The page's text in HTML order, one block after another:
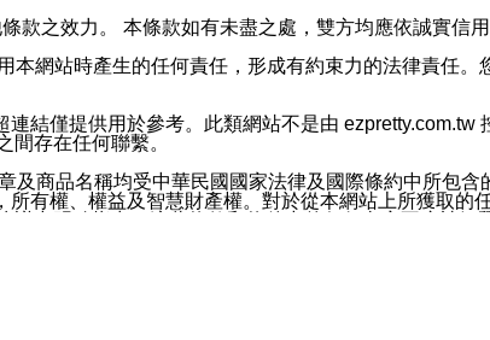
號的通知型訊息。
之效力。 本條款如有未盡之處，雙方均應依誠實信
網站時產生的任何責任，形成有約束力的法律責任
結僅提供用於參考。此類網站不是由
間存在任何聯繫。
商品名稱均受中華民國國家法律及國際條約中所包含
有權、權益及智慧財產權。對於從本網站上所獲取的